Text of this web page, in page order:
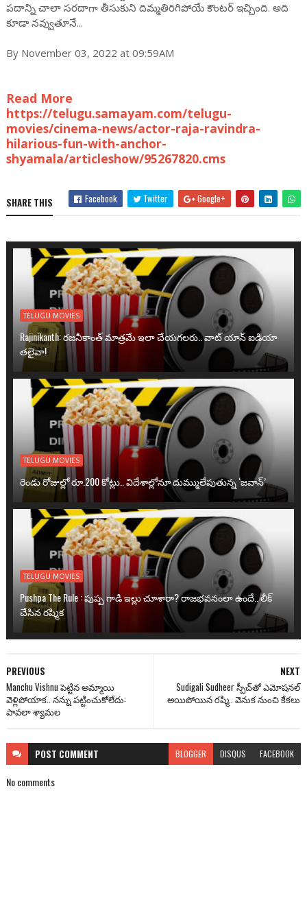
పదాన్ని చాలా సరదాగా తీసుకుని దిమ్మతిరిగిపోయే కౌంటర్ ఇచ్చింది. అది
కూడా నవ్వుతూనే...
By November 03, 2022 at 09:59AM
Read More
https://telugu.samayam.com/telugu-
movies/cinema-news/actor-raja-ravindra-
hilarious-fun-with-anchor-
shyamala/articleshow/95267820.cms
SHARE THIS Facebook Twitter Google+
TELUGU MOVIES
Rajinikanth: రజనీకాంత్ మాత్రమే ఇలా చేయగలరు.. వాట్ యాన్ ఐడియా
తలైవా!
TELUGU MOVIES
రెండు రోజుల్లో రూ.200 కోట్లు.. విదేశాల్లోనూ దుమ్ములేపుతున్న ‘జవాన్’
TELUGU MOVIES
Pushpa The Rule : పుష్ప గాడి ఇల్లు చూశారా? రాజభవనంలా ఉందే.. లీక్
చేసిన రష్మిక
NEXT
Sudigali Sudheer స్పీచ్‌తో ఎమోషనల్
అయిపోయిన రష్మి.. వెనుక నుంచి కేకలు
PREVIOUS
Manchu Vishnu పెట్టిన అమ్మాయి
వెళ్లిపోయాక.. నన్ను పట్టించుకోలేదు:
పావలా శ్యామల
POST COMMENT BLOGGER DISQUS FACEBOOK
No comments